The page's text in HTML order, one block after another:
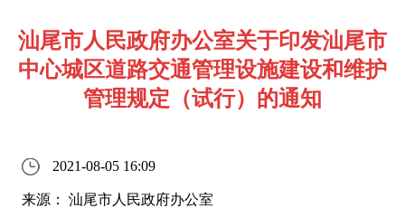
汕尾市人民政府办公室关于印发汕尾市
中心城区道路交通管理设施建设和维护
管理规定（试行）的通知
2021-08-05 16:09
来源： 汕尾市人民政府办公室